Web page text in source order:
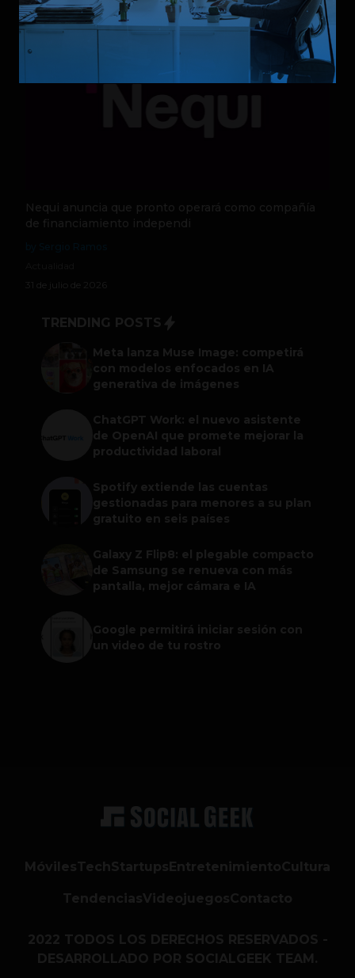
Nequi anuncia que pronto operará como compañía
de financiamiento independi
31 de julio de 2026
TRENDING POSTS
Meta lanza Muse Image: competirá
con modelos enfocados en IA
generativa de imágenes
ChatGPT Work: el nuevo asistente
de OpenAI que promete mejorar la
productividad laboral
Spotify extiende las cuentas
gestionadas para menores a su plan
gratuito en seis países
Galaxy Z Flip8: el plegable compacto
de Samsung se renueva con más
pantalla, mejor cámara e IA
Google permitirá iniciar sesión con
un video de tu rostro